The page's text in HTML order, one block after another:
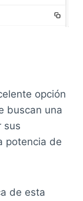
opción
buscan una
sus
potencia de
de esta